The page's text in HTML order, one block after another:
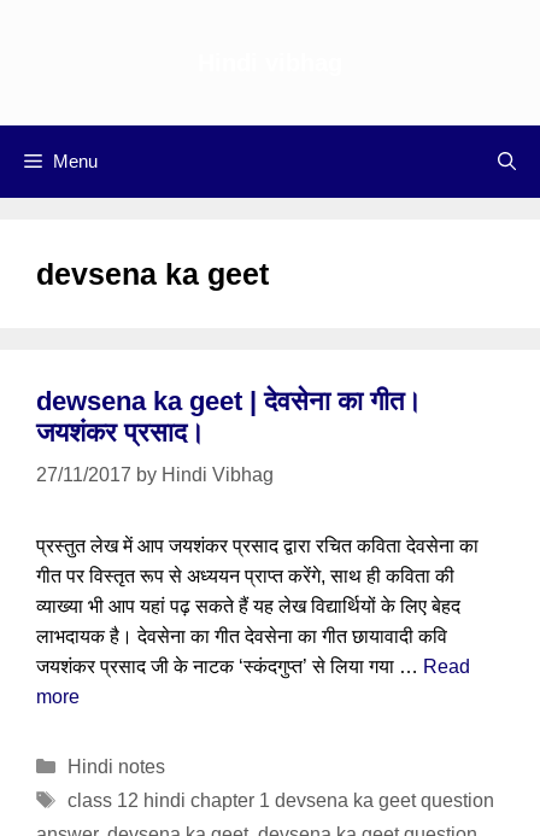
Menu
devsena ka geet
dewsena ka geet | देवसेना का गीत।
जयशंकर प्रसाद।
27/11/2017 by Hindi Vibhag
प्रस्तुत लेख में आप जयशंकर प्रसाद द्वारा रचित कविता देवसेना का
गीत पर विस्तृत रूप से अध्ययन प्राप्त करेंगे, साथ ही कविता की
व्याख्या भी आप यहां पढ़ सकते हैं यह लेख विद्यार्थियों के लिए बेहद
लाभदायक है। देवसेना का गीत देवसेना का गीत छायावादी कवि
जयशंकर प्रसाद जी के नाटक ‘स्कंदगुप्त’ से लिया गया … Read
more
Categories
Hindi notes
Tags
class 12 hindi chapter 1 devsena ka geet question